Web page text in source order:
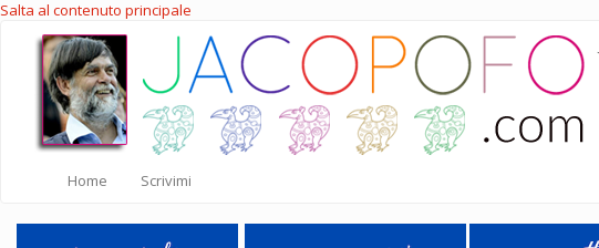
Salta al contenuto principale
Home Scrivimi